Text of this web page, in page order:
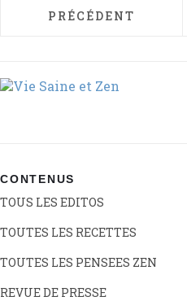
ARTICLE
PRÉCÉDENT
CONTENUS
TOUS LES EDITOS
TOUTES LES RECETTES
TOUTES LES PENSEES ZEN
REVUE DE PRESSE